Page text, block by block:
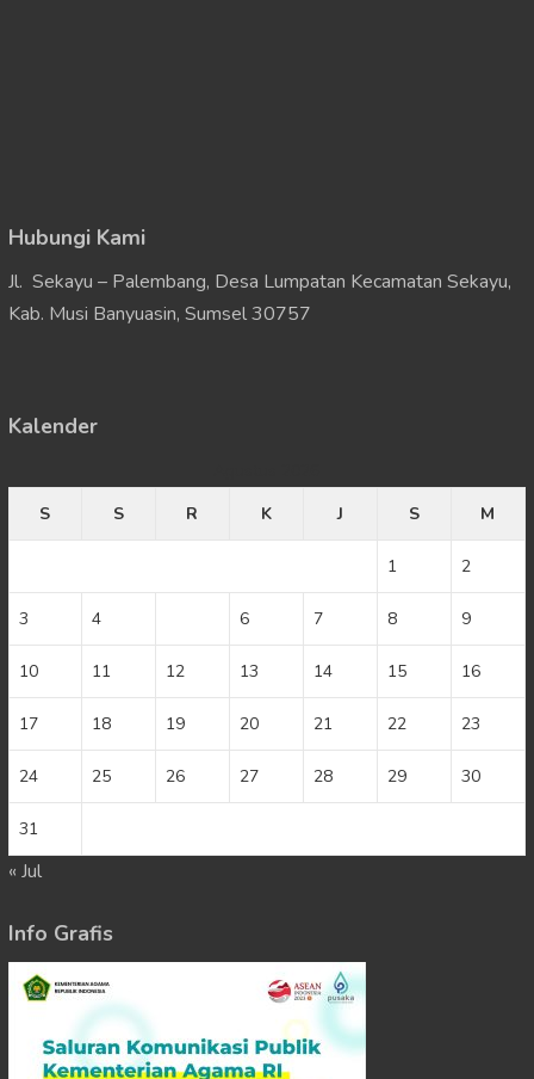
Hubungi Kami
Jl. Sekayu – Palembang, Desa Lumpatan Kecamatan Sekayu,
Kab. Musi Banyuasin, Sumsel 30757
Kalender
S
S R K J S M
1 2
3 4 6 7 8 9
10 11 12 13 14 15 16
17 18 19 20 21 22 23
24 25 26 27 28 29 30
31
« Jul
Info Grafis